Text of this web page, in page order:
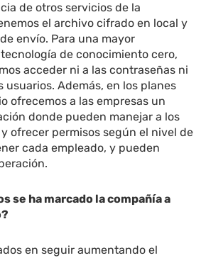
de otros servicios de la
el archivo cifrado en local y
envío. Para una mayor
de conocimiento cero,
acceder ni a las contraseñas ni
usuarios. Además, en los planes
ofrecemos a las empresas un
donde pueden manejar a los
ofrecer permisos según el nivel de
cada empleado, y pueden
se ha marcado la compañía a
en seguir aumentando el